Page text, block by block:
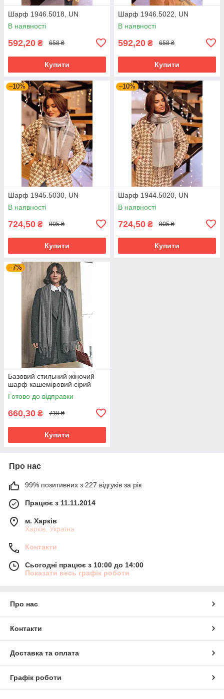
Шарф 1946.5018, UN
В наявності
592,20 ₴ 658 ₴
Купити
Шарф 1946.5022, UN
В наявності
592,20 ₴ 658 ₴
Купити
–10%
Шарф 1945.5030, UN
В наявності
724,50 ₴ 805 ₴
Купити
–10%
Шарф 1944.5020, UN
В наявності
724,50 ₴ 805 ₴
Купити
–7%
Базовий стильний жіночий
шарф кашеміровий сірий
Готово до відправки
660,30 ₴ 710 ₴
Купити
Про нас
99% позитивних з 227 відгуків за рік
Працює з 11.11.2014
м. Харків
Харків, Україна
Контакти
Сьогодні працює з 10:00 до 14:00
Показати весь графік роботи
Про нас
Контакти
Доставка та оплата
Графік роботи